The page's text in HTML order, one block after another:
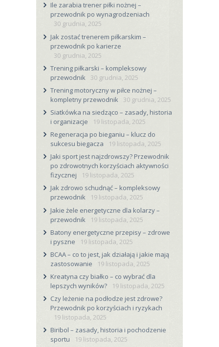
Ile zarabia trener piłki nożnej –
przewodnik po wynagrodzeniach
30 grudnia, 2025
Jak zostać trenerem piłkarskim –
przewodnik po karierze
30 grudnia, 2025
Trening piłkarski – kompleksowy
przewodnik
30 grudnia, 2025
Trening motoryczny w piłce nożnej –
kompletny przewodnik 30 grudnia, 2025
Siatkówka na siedząco – zasady, historia
i organizacje
19 listopada, 2025
Regeneracja po bieganiu – klucz do
sukcesu biegacza
19 listopada, 2025
Jaki sport jest najzdrowszy? Przewodnik
po zdrowotnych korzyściach aktywności
fizycznej
19 listopada, 2025
Jak zdrowo schudnąć – kompleksowy
przewodnik
19 listopada, 2025
Jakie żele energetyczne dla kolarzy –
przewodnik
19 listopada, 2025
Batony energetyczne przepisy – zdrowe
i pyszne
19 listopada, 2025
BCAA – co to jest, jak działają i jakie mają
zastosowanie
19 listopada, 2025
Kreatyna czy białko – co wybrać dla
lepszych wyników?
19 listopada, 2025
Czy leżenie na podłodze jest zdrowe?
Przewodnik po korzyściach i ryzykach
19 listopada, 2025
Biribol – zasady, historia i pochodzenie
sportu
19 listopada, 2025